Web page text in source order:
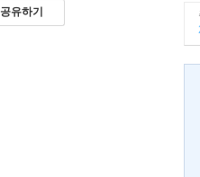
공유하기